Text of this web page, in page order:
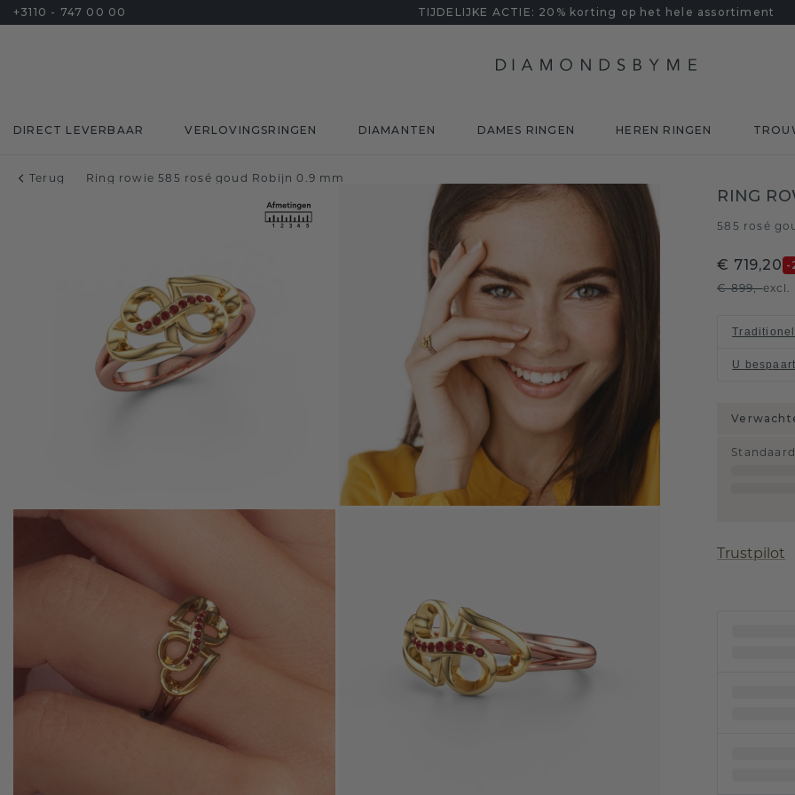
+3110 - 747 00 00 TIJDELIJKE ACTIE: 20% korting op het hele assortiment
DIRECT LEVERBAAR VERLOVINGSRINGEN DIAMANTEN DAMES RINGEN HEREN RINGEN
Terug Ring rowie 585 rosé goud Robijn 0.9 mm
RING
585 rosé
€ 719,20 -
€ 899,-excl.
U bespaart
Standaard
Trustpilot